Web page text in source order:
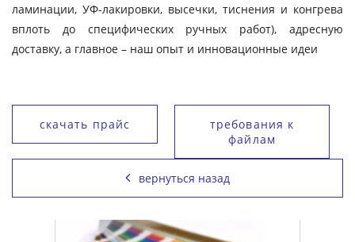
ламинации, УФ-лакировки, высечки, тиснения и конгрева
вплоть до специфических ручных работ), адресную
доставку, а главное – наш опыт и инновационные идеи
скачать прайс
требования к
файлам
вернуться назад